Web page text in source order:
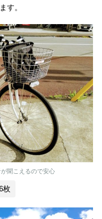
す。
聞こえるので安心
枚